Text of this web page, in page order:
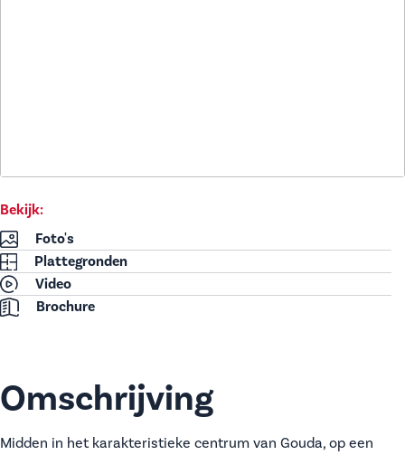
Bekijk:
Foto's
Plattegronden
Video
Brochure
Omschrijving
Midden in het karakteristieke centrum van Gouda, op een